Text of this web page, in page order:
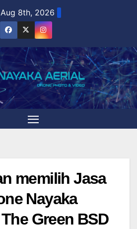
8th, 2026
memilih Jasa
Nayaka
Green BSD